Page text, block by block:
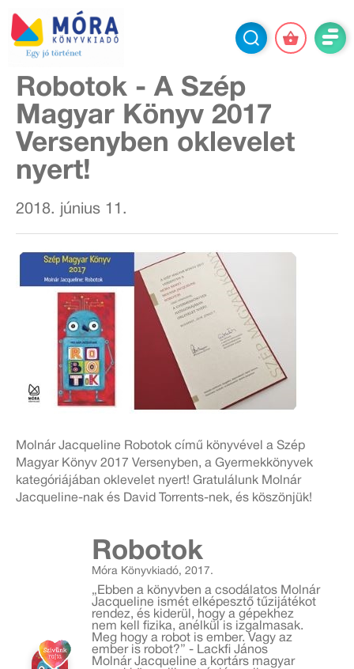
Robotok - A Szép
Magyar Könyv 2017
Versenyben oklevelet
nyert!
2018. június 11.
Molnár Jacqueline Robotok című könyvével a Szép
Magyar Könyv 2017 Versenyben, a Gyermekkönyvek
kategóriájában oklevelet nyert! Gratulálunk Molnár
Jacqueline-nak és David Torrents-nek, és köszönjük!
Robotok
Móra Könyvkiadó, 2017.
„Ebben a könyvben a csodálatos Molnár
Jacqueline ismét elképesztő tűzijátékot
rendez, és kiderül, hogy a gépekhez
nem kell fizika, anélkül is izgalmasak.
Meg hogy a robot is ember. Vagy az
ember is robot?” - Lackfi János
Molnár Jacqueline a kortárs magyar